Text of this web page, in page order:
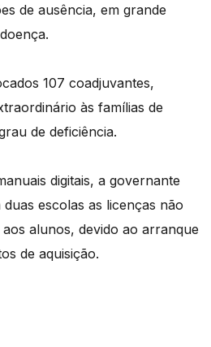
de ausência, em grande
107 coadjuvantes,
às famílias de
de deficiência.
digitais, a governante
escolas as licenças não
alunos, devido ao arranque
de aquisição.